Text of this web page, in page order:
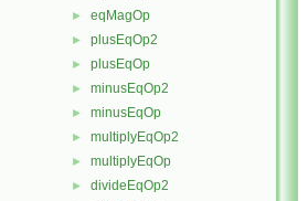
► eqMagOp
► plusEqOp2
► plusEqOp
► minusEqOp2
► minusEqOp
► multiplyEqOp2
► multiplyEqOp
► divideEqOp2